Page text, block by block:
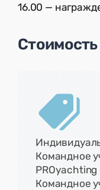
16.00 —
Командное
Командное